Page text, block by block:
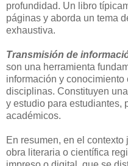
profundidad. Un libro
páginas y aborda un tema
exhaustiva.
Transmisión de
son una herramienta
información y
disciplinas. Constituyen
y estudio para estudiantes,
académicos.
En resumen, en el
obra literaria o científica